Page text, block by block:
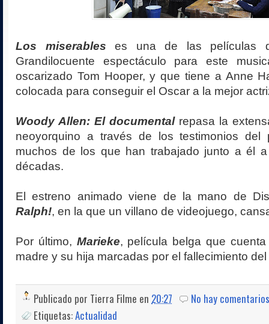
Los miserables es una de las películas
Grandilocuente espectáculo para este
oscarizado Tom Hooper, y que tiene a Anne
colocada para conseguir el Oscar a la mejor
Woody Allen: El documentalrepasa la
neoyorquino a través de los testimonios del
muchos de los que han trabajado junto a él
décadas.
El estreno animado viene de la mano de
Ralph!, en la que un villano de videojuego,
Por último, Marieke, película belga que
madre y su hija marcadas por el fallecimiento
Publicado por Tierra Filme en 20:27
No hay
Etiquetas:Actualidad